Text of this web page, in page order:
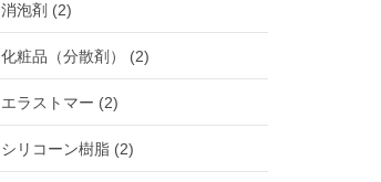
消泡剤 (2)
化粧品（分散剤） (2)
エラストマー (2)
シリコーン樹脂 (2)